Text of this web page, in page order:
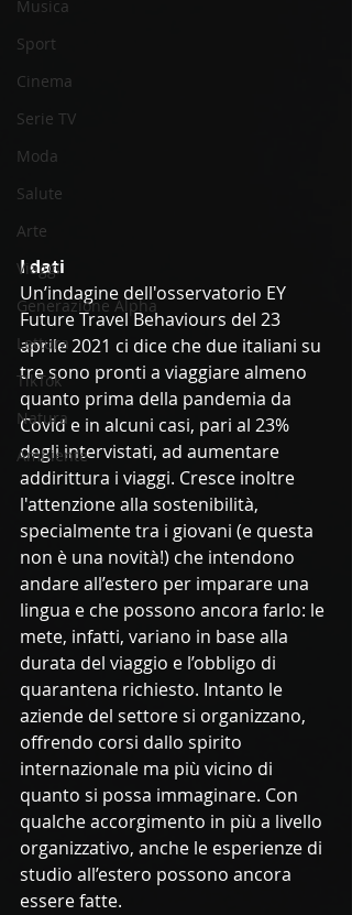
Musica
Sport
Cinema
Serie TV
Moda
Salute
Arte
Viaggi
Generazione Alpha
Lettura
TikTok
Natura
Ambiente
I dati
Un’indagine dell'osservatorio EY
Future Travel Behaviours del 23
aprile 2021 ci dice che due italiani su
tre sono pronti a viaggiare almeno
quanto prima della pandemia da
Covid e in alcuni casi, pari al 23%
degli intervistati, ad aumentare
addirittura i viaggi. Cresce inoltre
l'attenzione alla sostenibilità,
specialmente tra i giovani (e questa
non è una novità!) che intendono
andare all’estero per imparare una
lingua e che possono ancora farlo: le
mete, infatti, variano in base alla
durata del viaggio e l’obbligo di
quarantena richiesto. Intanto le
aziende del settore si organizzano,
offrendo corsi dallo spirito
internazionale ma più vicino di
quanto si possa immaginare. Con
qualche accorgimento in più a livello
organizzativo, anche le esperienze di
studio all’estero possono ancora
essere fatte.